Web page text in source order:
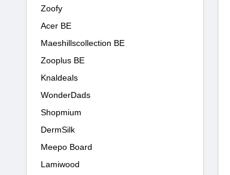
Zoofy
Acer BE
Maeshillscollection BE
Zooplus BE
Knaldeals
WonderDads
Shopmium
DermSilk
Meepo Board
Lamiwood